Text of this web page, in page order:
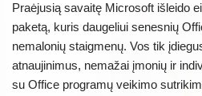
Praėjusią savaitę Microsoft išleido
paketą, kuris daugeliui senesnių
nemalonių staigmenų. Vos tik
atnaujinimus, nemažai įmonių ir
su Office programų veikimo